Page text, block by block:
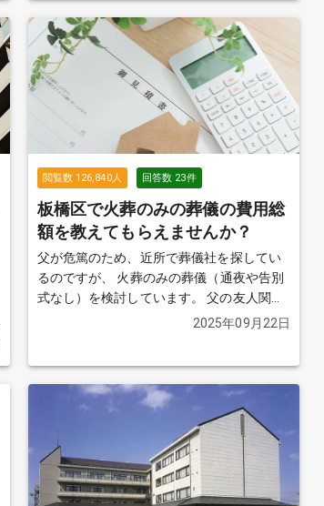
詳しく解説します。
続きを見る
閲覧数 126,840人 回答数 23件
板橋区で火葬のみの葬儀の費用総
額を教えてもらえませんか？
父が危篤のため、近所で葬儀社を探してい
るのですが、 火葬のみの葬儀（通夜や告別
式なし）を検討しています。 父の友人関係
もあまり分からず、私自身も小さい子供が
見つけ、見積もりを依頼したのですが、 実
際には総額で35万円ほどになりました。 担
当者に確認したところ、火葬場の料金やそ
の他の費用は別途必要になるとのことで、
結局は思っていたよりも高額になってしま
い、正直納得がいっていません。 もちろん
2025年09月22日